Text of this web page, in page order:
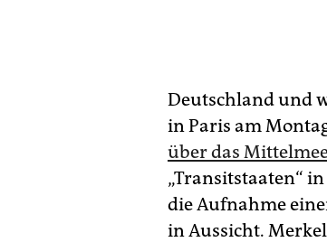
Deutschland und
in Paris am
über das
„Transitstaaten“
die Aufnahme
in Aussicht.